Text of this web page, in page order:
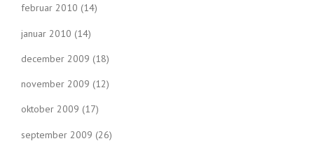
februar 2010 (14)
januar 2010 (14)
december 2009 (18)
november 2009 (12)
oktober 2009 (17)
september 2009 (26)